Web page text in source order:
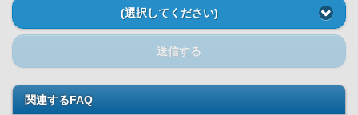
(選択してください)
送信する
関連するFAQ